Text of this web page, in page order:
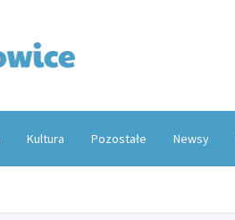
Kultura Pozostałe Newsy